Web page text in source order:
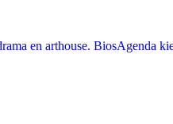
en arthouse. BiosAgenda